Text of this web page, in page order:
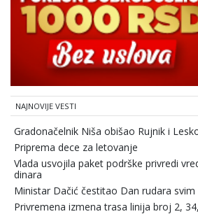
NAJNOVIJE VESTI
Gradonačelnik Niša obišao Rujnik i
Priprema dece za letovanje
Vlada usvojila paket podrške privredi
dinara
Ministar Dačić čestitao Dan rudara svim
Privremena izmena trasa linija broj 2,